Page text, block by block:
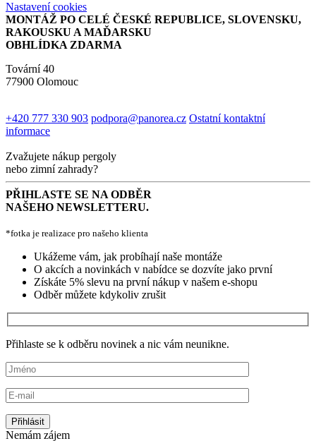
Nastavení cookies
MONTÁŽ PO CELÉ ČESKÉ REPUBLICE, SLOVENSKU,
RAKOUSKU A MAĎARSKU
OBHLÍDKA ZDARMA
Tovární 40
77900 Olomouc
+420 777 330 903 podpora@panorea.cz Ostatní kontaktní
informace
Zvažujete nákup pergoly
nebo zimní zahrady?
PŘIHLASTE SE NA ODBĚR
NAŠEHO NEWSLETTERU.
*fotka je realizace pro našeho klienta
Ukážeme vám, jak probíhají naše montáže
O akcích a novinkách v nabídce se dozvíte jako první
Získáte 5% slevu na první nákup v našem e-shopu
Odběr můžete kdykoliv zrušit
Přihlaste se k odběru novinek a nic vám neunikne.
Nemám zájem